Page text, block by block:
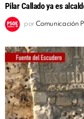
Pilar Callado ya es
por Comunicación